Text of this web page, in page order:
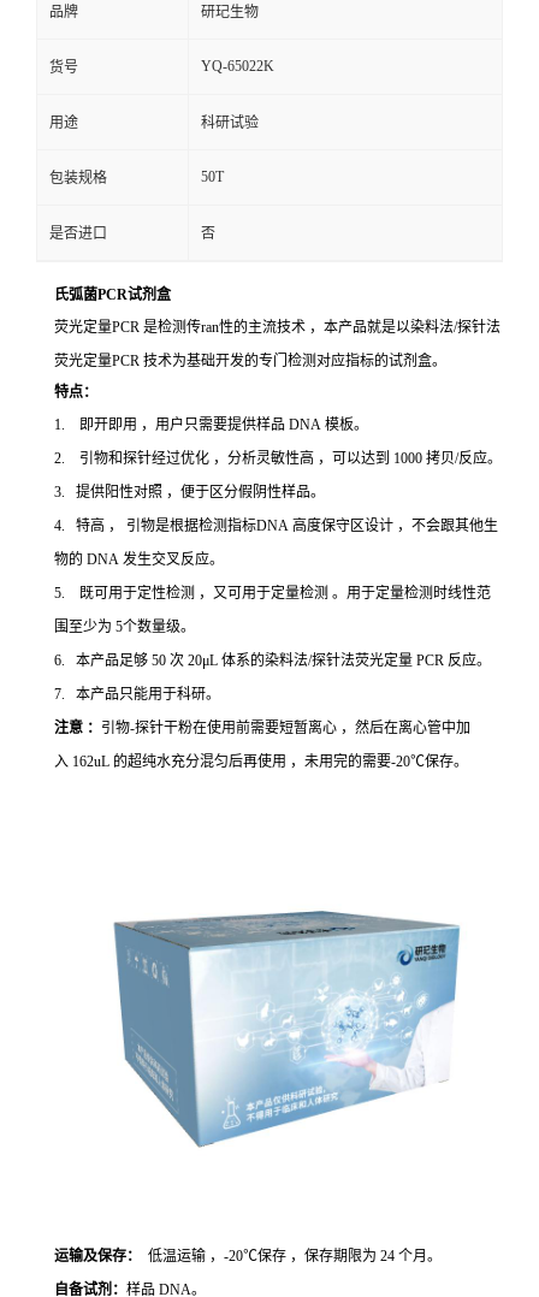
品牌 研玘生物
货号 YQ-65022K
用途 科研试验
包装规格 50T
是否进口 否
氏弧菌PCR试剂盒
荧光定量PCR 是检测传ran性的主流技术 ，本产品就是以染料法/探针法
荧光定量PCR 技术为基础开发的专门检测对应指标的试剂盒。
特点：
1. 即开即用 ，用户只需要提供样品 DNA 模板。
2. 引物和探针经过优化 ，分析灵敏性高 ，可以达到 1000 拷贝/反应。
3. 提供阳性对照 ，便于区分假阴性样品。
4. 特高 ， 引物是根据检测指标DNA 高度保守区设计 ，不会跟其他生
物的 DNA 发生交叉反应。
5. 既可用于定性检测 ，又可用于定量检测 。用于定量检测时线性范
围至少为 5个数量级。
6. 本产品足够 50 次 20μL 体系的染料法/探针法荧光定量 PCR 反应。
7. 本产品只能用于科研。
注意 ： 引物-探针干粉在使用前需要短暂离心 ，然后在离心管中加
入 162uL 的超纯水充分混匀后再使用 ，未用完的需要-20℃保存。
运输及保存：
低温运输 ，-20℃保存 ，保存期限为 24 个月。
自备试剂： 样品 DNA。